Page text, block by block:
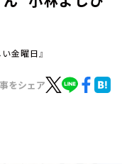
金曜日』
をシェア